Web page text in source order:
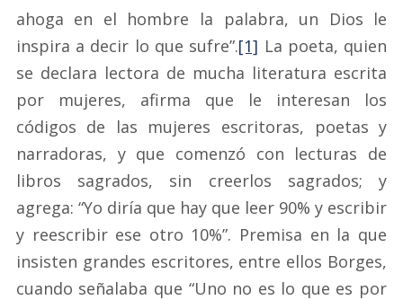
ahoga en el hombre la palabra, un Dios le
inspira a decir lo que sufre”.[1] La poeta, quien
se declara lectora de mucha literatura escrita
por mujeres, afirma que le interesan los
códigos de las mujeres escritoras, poetas y
narradoras, y que comenzó con lecturas de
libros sagrados, sin creerlos sagrados; y
agrega: “Yo diría que hay que leer 90% y escribir
y reescribir ese otro 10%”. Premisa en la que
insisten grandes escritores, entre ellos Borges,
cuando señalaba que “Uno no es lo que es por